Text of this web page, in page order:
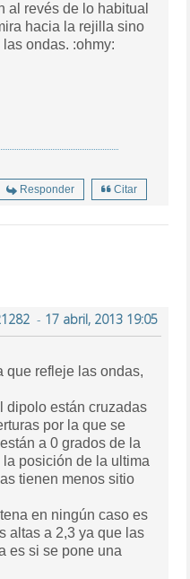
al revés de lo habitual
hacia la rejilla sino
en sentido de la llegada de las ondas. :ohmy:
Responder Citar
- 17 abril, 2013 19:05
que refleje las ondas,
dipolo están cruzadas
por la que se
a 0 grados de la
posición de la ultima
tienen menos sitio
en ningún caso es
altas a 2,3 ya que las
es si se pone una